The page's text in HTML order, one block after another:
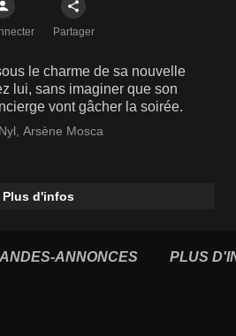
Partager
le charme de sa nouvelle
lui, sans imaginer que son
vont gâcher la soirée.
, Arsène Mosca
Plus d'infos
ANNONCES PLUS